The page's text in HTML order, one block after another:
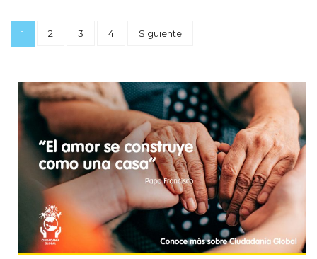
1 2 3 4 Siguiente